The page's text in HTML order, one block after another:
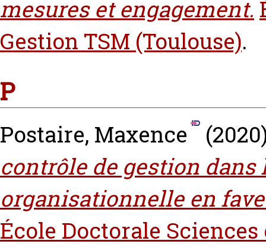
mesures et engagement.
Gestion TSM (Toulouse).
P
Postaire, Maxence
contrôle de gestion
organisationnelle en
École Doctorale